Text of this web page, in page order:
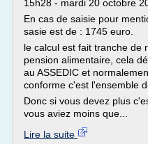
15h28 - mardi 20 octobre
En cas de saisie pour
sasie est de : 1745 euro.
le calcul est fait tranche de
pension alimentaire, cela
au ASSEDIC et
conforme c'est l'ensemble
Donc si vous devez plus
vous aviez moins que...
Lire la suite